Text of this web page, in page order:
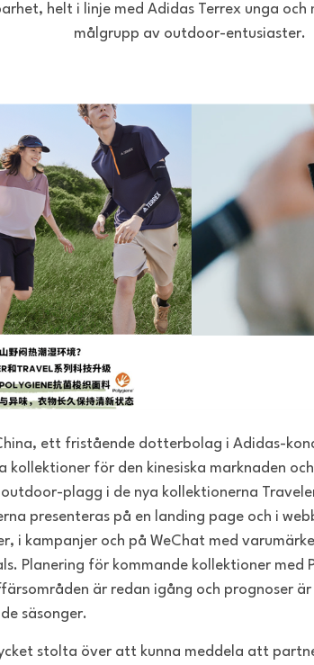
helt i linje med Adidas Terrex unga och
målgrupp av outdoor-entusiaster.
ett fristående dotterbolag i Adidas-
kollektioner för den kinesiska marknaden
plagg i de nya kollektionerna
presenteras på en landing page och i
i kampanjer och på WeChat med
Planering för kommande kollektioner med
är redan igång och prognoser
säsonger.
stolta över att kunna meddela att